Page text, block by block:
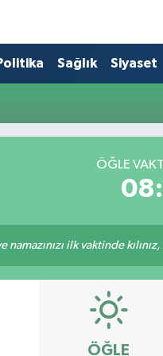
Sağlık Siyaset
ÖĞLE
namazınızı ilk vaktinde
ÖĞLE